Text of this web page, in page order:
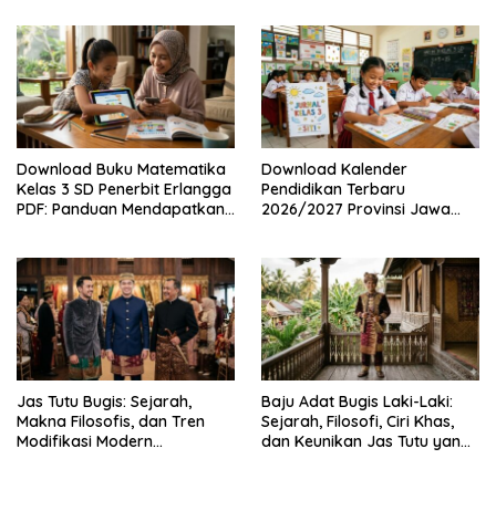
Legal
Download Buku Matematika
Kelas 3 SD Penerbit Erlangga
PDF: Panduan Mendapatkan
Download Kalender
Pendidikan Terbaru
2026/2027 Provinsi Jawa
Manfaatnya
Jas Tutu Bugis: Sejarah,
Makna Filosofis, dan Tren
Modifikasi Modern
Baju Adat Bugis Laki-Laki:
Sejarah, Filosofi, Ciri Khas,
dan Keunikan Jas Tutu yang